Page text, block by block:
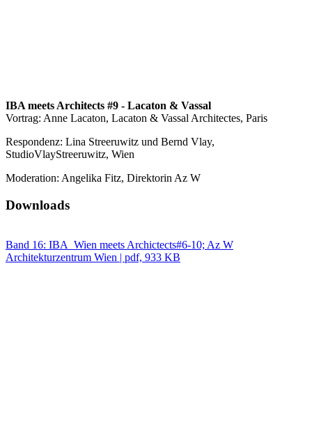
IBA meets Architects #9 - Lacaton & Vassal
Vortrag: Anne Lacaton, Lacaton & Vassal Architectes, Paris
Respondenz: Lina Streeruwitz und Bernd Vlay,
StudioVlayStreeruwitz, Wien
Moderation: Angelika Fitz, Direktorin Az W
Downloads
Band 16: IBA_Wien meets Archictects#6-10; Az W
Architekturzentrum Wien | pdf, 933 KB